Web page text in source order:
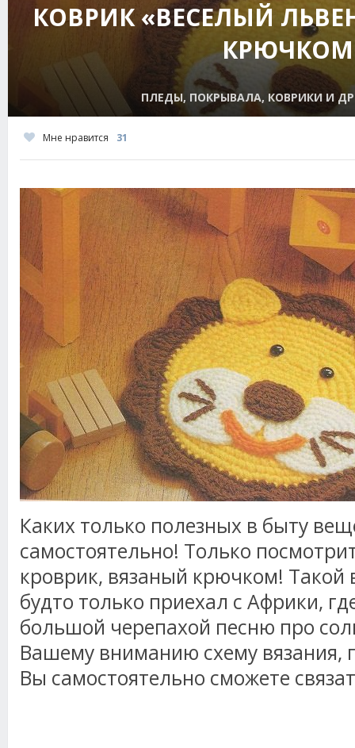
КОВРИК «ВЕСЕЛЫЙ
КРЮЧКОМ
ПЛЕДЫ, ПОКРЫВАЛА, КОВРИКИ И
Мне нравится 31
Каких только полезных в быту
самостоятельно! Только
кроврик, вязаный крючком! Такой
будто только приехал с Африки,
большой черепахой песню про
Вашему вниманию схему вязания,
Вы самостоятельно сможете